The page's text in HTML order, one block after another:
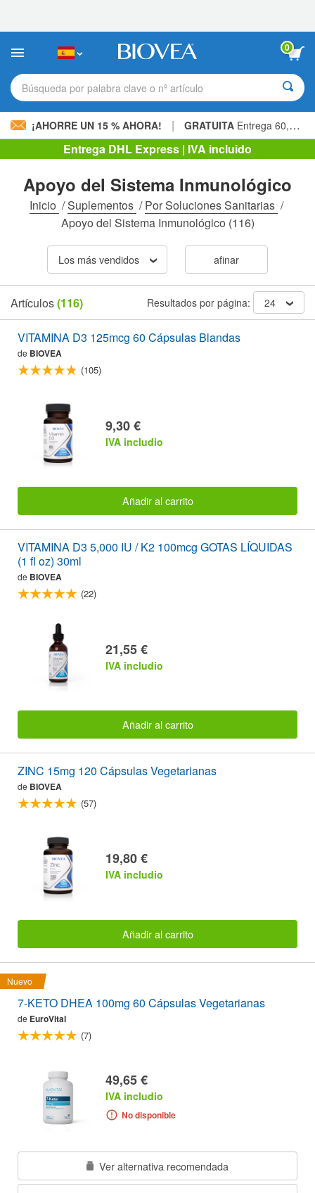
sitio
incluye
sistema
de
0
Búsqueda por palabra clave o nº artículo
¡AHORRE UN 15 % AHORA! | GRATUITA Entrega 60,00 € »
Entrega DHL Express | IVA incluido
Apoyo del Sistema Inmunológico
Inicio /Suplementos /Por Soluciones Sanitarias /
Apoyo del Sistema Inmunológico (116)
Los más vendidos afinar
Artículos(116) Resultados por página: 24
VITAMINA D3 125mcg 60 Cápsulas Blandas
de BIOVEA
(105)
9,30 €
IVA includio
Añadir al carrito
VITAMINA D3 5,000 IU / K2 100mcg GOTAS LÍQUIDAS
(1 fl oz) 30ml
de BIOVEA
(22)
21,55 €
IVA includio
Añadir al carrito
ZINC 15mg 120 Cápsulas Vegetarianas
de BIOVEA
(57)
19,80 €
IVA includio
Añadir al carrito
Nuevo
7-KETO DHEA 100mg 60 Cápsulas Vegetarianas
de EuroVital
(7)
49,65 €
IVA includio
No disponible
Ver alternativa recomendada